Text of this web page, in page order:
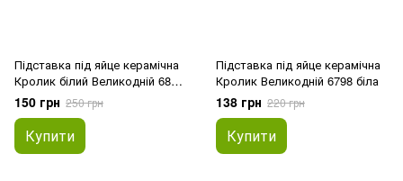
Підставка під яйце керамічна
Кролик білий Великодній 6800
білий
150 грн 250 грн
Купити
Підставка під яйце керамічна
Кролик Великодній 6798 біла
138 грн 220 грн
Купити